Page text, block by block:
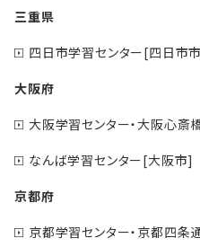
三重県
四日市学習センター[四日市
大阪府
大阪学習センター・大阪心斎
なんば学習センター[大阪市]
京都府
京都学習センター・京都四条